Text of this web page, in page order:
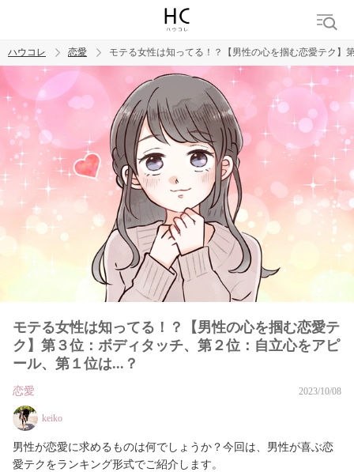
トレンド ワード
ハウコレ 恋愛 モテる女性は知ってる！？【男性の心を掴む恋愛テク】
モテる女性は知ってる！？【男性の心を掴む恋愛テ
ク】第３位：ボディタッチ、第２位：自立心をアピ
ール、第１位は...？
恋愛 2023/10/08
keiko
男性が恋愛に求めるものは何でしょうか？今回は、男性が喜ぶ恋
愛テクをランキング形式でご紹介します。